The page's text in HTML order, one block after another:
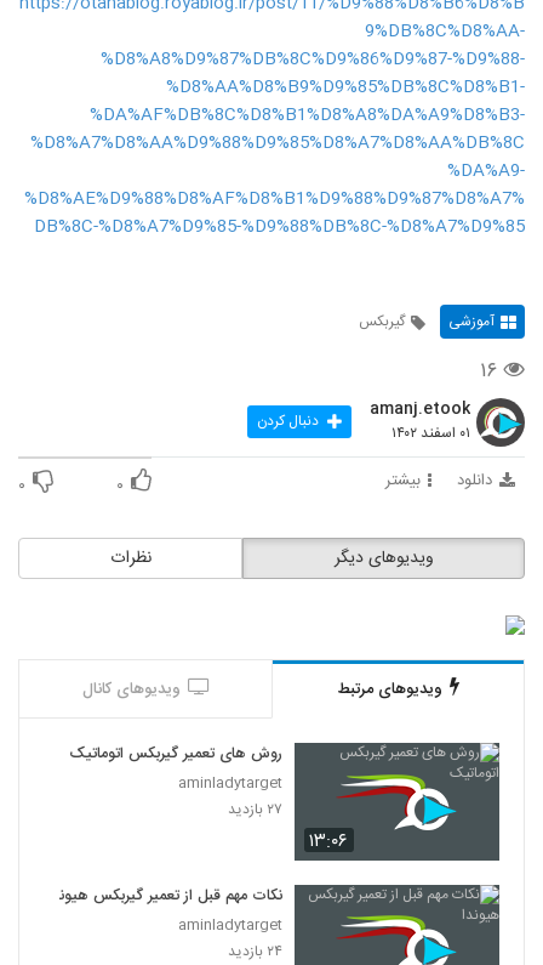
9%DB%8C%D8%AA-
%D8%A8%D9%87%DB%8C%D9%86%D9%87-%D9%88-
%D8%AA%D8%B9%D9%85%DB%8C%D8%B1-
%DA%AF%DB%8C%D8%B1%D8%A8%DA%A9%D8%B3-
%D8%A7%D8%AA%D9%88%D9%85%D8%A7%D8%AA%DB%8C
%DA%A9-
%D8%AE%D9%88%D8%AF%D8%B1%D9%88%D9%87%D8%A7%
DB%8C-%D8%A7%D9%85-%D9%88%DB%8C-%D8%A7%D9%85
آموزشی گیربکس
۱۶
amanj.etook
۰۱ اسفند ۱۴۰۲ دنبال کردن
دانلود بیشتر ۰ ۰
نظرات ویدیوهای دیگر
ویدیوهای مرتبط ویدیوهای کانال
۱۳:۰۶
روش های تعمیر گیربکس اتوماتیک
aminladytarget
۲۷ بازدید
نکات مهم قبل از تعمیر گیربکس هیوندا
aminladytarget
۲۴ بازدید